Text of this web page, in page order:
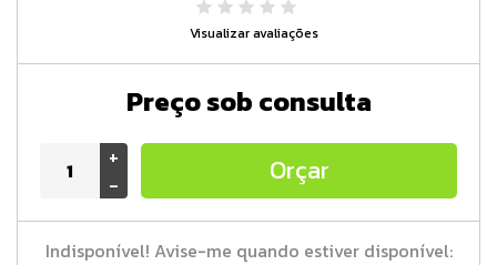
Visualizar avaliações
Preço sob consulta
+
-
Orçar
Indisponível! Avise-me quando estiver disponível: